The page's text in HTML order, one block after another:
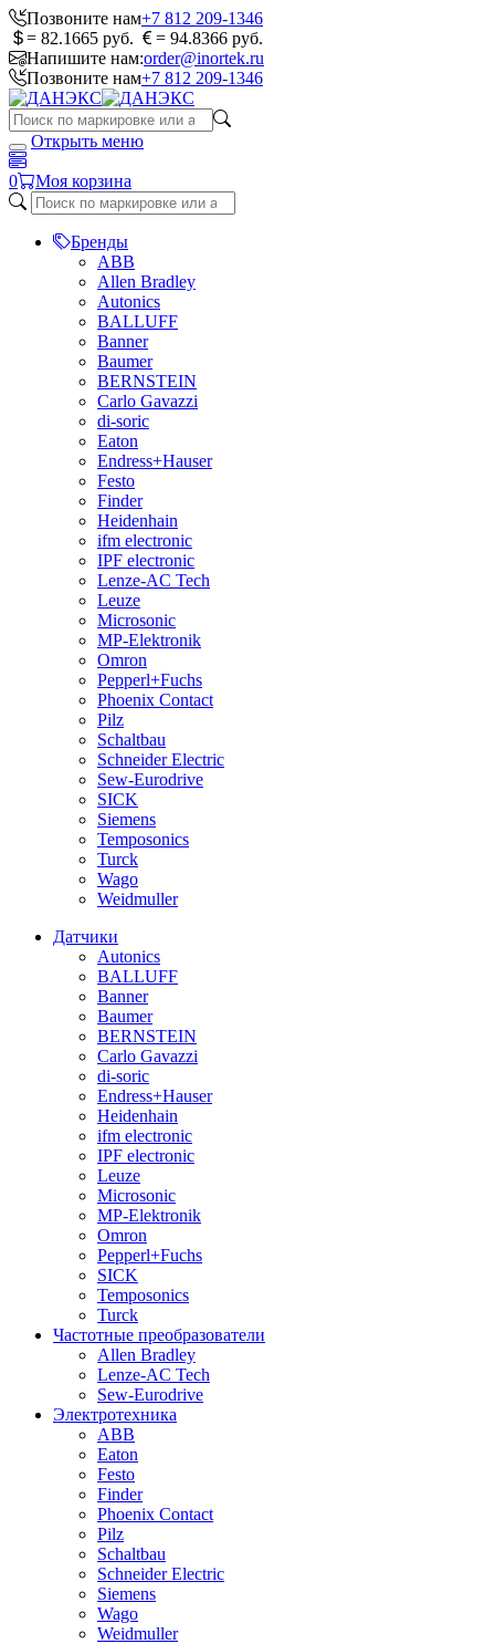
Позвоните нам+7 812 209-1346
= 82.1665 руб.
= 94.8366 руб.
Напишите нам:order@inortek.ru
Позвоните нам+7 812 209-1346
Открыть меню
0 Моя корзина
Бренды
ABB
Allen Bradley
Autonics
BALLUFF
Banner
Baumer
BERNSTEIN
Carlo Gavazzi
di-soric
Eaton
Endress+Hauser
Festo
Finder
Heidenhain
ifm electronic
IPF electronic
Lenze-AC Tech
Leuze
Microsonic
MP-Elektronik
Omron
Pepperl+Fuchs
Phoenix Contact
Pilz
Schaltbau
Schneider Electric
Sew-Eurodrive
SICK
Siemens
Temposonics
Turck
Wago
Weidmuller
Датчики
Autonics
BALLUFF
Banner
Baumer
BERNSTEIN
Carlo Gavazzi
di-soric
Endress+Hauser
Heidenhain
ifm electronic
IPF electronic
Leuze
Microsonic
MP-Elektronik
Omron
Pepperl+Fuchs
SICK
Temposonics
Turck
Частотные преобразователи
Allen Bradley
Lenze-AC Tech
Sew-Eurodrive
Электротехника
ABB
Eaton
Festo
Finder
Phoenix Contact
Pilz
Schaltbau
Schneider Electric
Siemens
Wago
Weidmuller